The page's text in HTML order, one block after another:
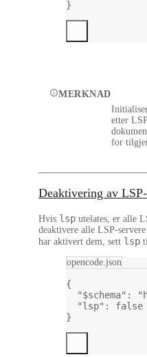
}
MERKNAD
etter
for
Deaktivering av
Hvis lsp utelates, er alle
deaktivere alle LSP-
har aktivert dem, sett lsp
opencode.json
{
"$schema" :
"lsp" : false
}